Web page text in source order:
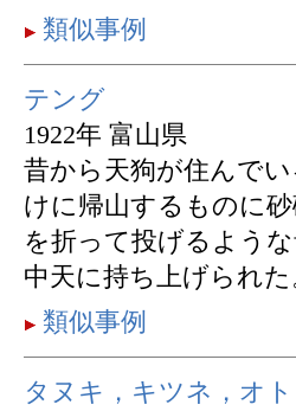
類似事例
テング
1922年 富山県
昔から天狗が住んで
けに帰山するものに
を折って投げるよう
中天に持ち上げられ
類似事例
タヌキ，キツネ，オト